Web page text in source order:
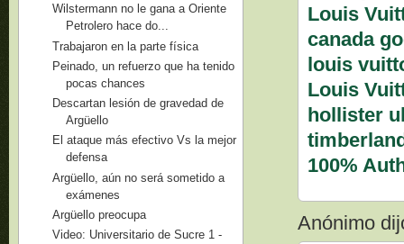
Louis
canada
louis
Louis
hollister
100%
Anónimo
Wilstermann no le gana a Oriente
Petrolero hace do...
Trabajaron en la parte física
Peinado, un refuerzo que ha tenido
pocas chances
Descartan lesión de gravedad de
Argüello
El ataque más efectivo Vs la mejor
defensa
Argüello, aún no será sometido a
exámenes
Argüello preocupa
Video: Universitario de Sucre 1 -